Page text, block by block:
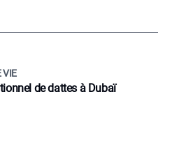
VIE
de dattes à Dubaï